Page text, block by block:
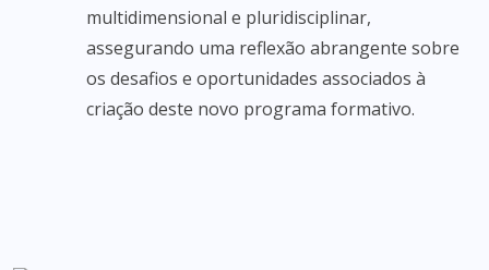
multidimensional e pluridisciplinar,
assegurando uma reflexão abrangente sobre
os desafios e oportunidades associados à
criação deste novo programa formativo.